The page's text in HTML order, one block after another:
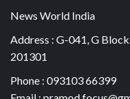
News World India
Address : G-041, G
201301
Phone : 093103 66399